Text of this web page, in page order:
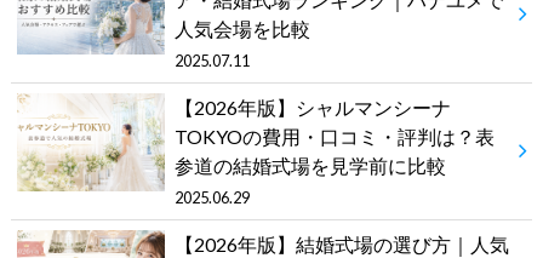
人気会場を比較
2025.07.11
【2026年版】シャルマンシーナ
TOKYOの費用・口コミ・評判は？表
参道の結婚式場を見学前に比較
2025.06.29
【2026年版】結婚式場の選び方｜人気